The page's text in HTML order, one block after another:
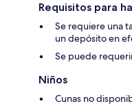
Requisitos para
Se requiere una
un depósito en
Se puede
Niños
Cunas no